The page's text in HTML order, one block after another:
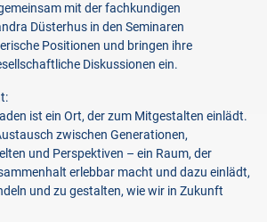
mit der fachkundigen
Düsterhus in den Seminaren
Positionen und bringen ihre
Diskussionen ein.
ist ein Ort, der zum Mitgestalten einlädt.
zwischen Generationen,
und Perspektiven – ein Raum, der
erlebbar macht und dazu einlädt,
und zu gestalten, wie wir in Zukunft